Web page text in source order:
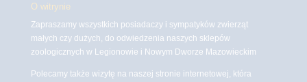
O witrynie
Zapraszamy wszystkich posiadaczy i sympatyków zwierząt
małych czy dużych, do odwiedzenia naszych sklepów
zoologicznych w Legionowie i Nowym Dworze Mazowieckim
Polecamy także wizytę na naszej stronie internetowej, która